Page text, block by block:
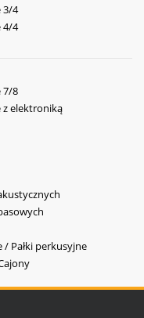
3/4
4/4
7/8
z elektroniką
Pałki perkusyjne